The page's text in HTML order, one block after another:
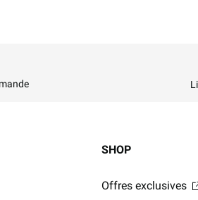
SHOP
Offres exclusives